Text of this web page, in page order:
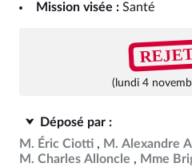
Mission visée : Santé
(lundi 4
Déposé par :
M. Éric Ciotti
M. Alexandre
M. Charles Alloncle
Mme